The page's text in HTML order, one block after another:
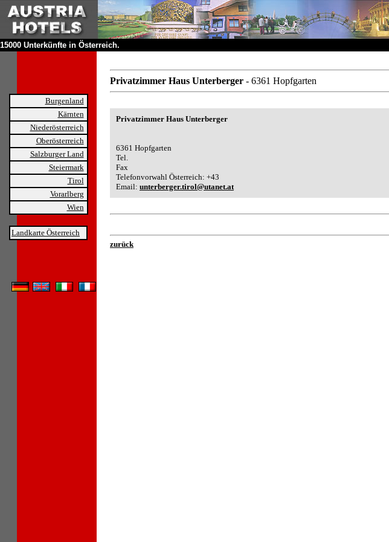
15000 Unterkünfte in Österreich.
Burgenland
Kärnten
Niederösterreich
Oberösterreich
Salzburger Land
Steiermark
Tirol
Vorarlberg
Wien
Landkarte Österreich
Privatzimmer Haus Unterberger - 6361 Hopfgarten
Privatzimmer Haus Unterberger
6361 Hopfgarten
Tel.
Fax
Telefonvorwahl Österreich: +43
Email: unterberger.tirol@utanet.at
zurück